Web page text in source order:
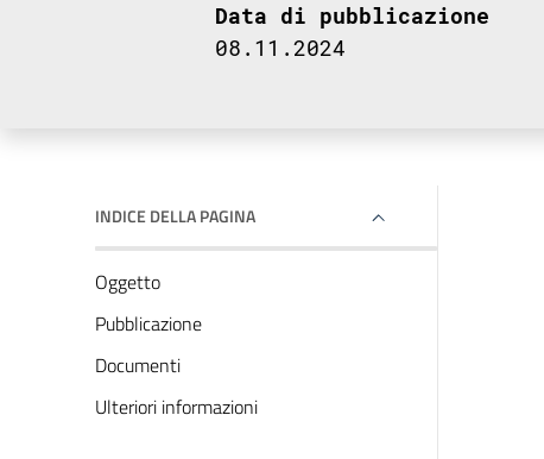
Data di pubblicazione
08.11.2024
INDICE DELLA PAGINA
Oggetto
Pubblicazione
Documenti
Ulteriori informazioni